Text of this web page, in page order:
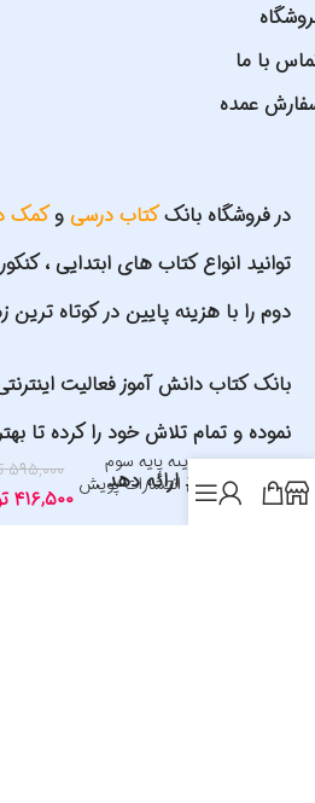
با ما
عمده
در فروشگاه بانککتاب درسی وکمک
توانید انواع کتاب های ابتدایی ،
دوم را با هزینه پایین در کوتاه
نموده و تمام تلاش خود را کرده تا
مشتریان خود ارائه دهد .
پیک آدینه پایه سوم
دبستان انتشارات پویش
1405
۵۹۵,۰۰۰
۴۱۶,۵۰۰